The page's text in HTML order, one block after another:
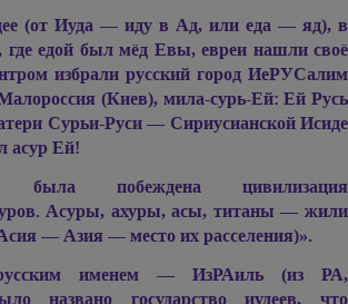
(от Иуда — иду в Ад, или еда — яд), в
где едой был мёд Евы, евреи нашли своё
избрали русский город ИеРУСалим
(Киев), мила-сурь-Ей: Ей Русь
Сурьи-Руси — Сириусианской Исиде
асур Ей!
была побеждена цивилизация
Асуры, ахуры, асы, титаны — жили
— Азия — место их расселения)».
именем — ИзРАиль (из РА,
названо государство иудеев, что